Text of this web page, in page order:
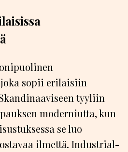
sopii erilaisiin
tyyliin
moderniutta, kun
se luo
ilmettä. Industrial-